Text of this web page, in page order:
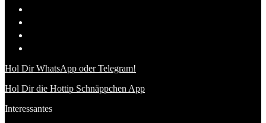
Hol Dir WhatsApp oder Telegram!
Hol Dir die Hottip Schnäppchen App
Interessantes